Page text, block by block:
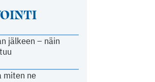
jälkeen – näin
miten ne